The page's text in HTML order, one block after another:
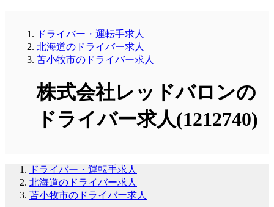
ドライバー・運転手求人
北海道のドライバー求人
苫小牧市のドライバー求人
株式会社レッドバロンの
ドライバー求人(1212740)
ドライバー・運転手求人
北海道のドライバー求人
苫小牧市のドライバー求人